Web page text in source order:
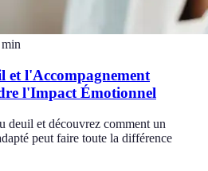
min
et l'Accompagnement
l'Impact Émotionnel
deuil et découvrez comment un
peut faire toute la différence